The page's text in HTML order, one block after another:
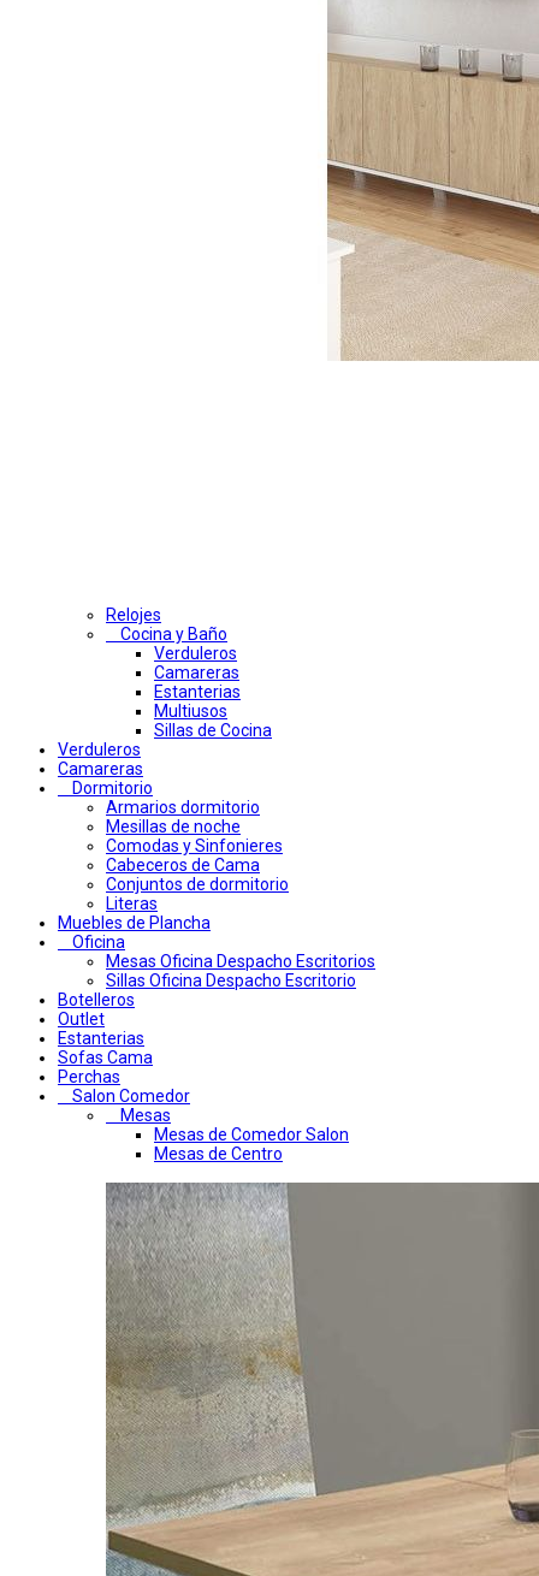
Relojes
Cocina y Baño
Verduleros
Camareras
Estanterias
Multiusos
Sillas de Cocina
Verduleros
Camareras
Dormitorio
Armarios dormitorio
Mesillas de noche
Comodas y Sinfonieres
Cabeceros de Cama
Conjuntos de dormitorio
Literas
Muebles de Plancha
Oficina
Mesas Oficina Despacho Escritorios
Sillas Oficina Despacho Escritorio
Botelleros
Outlet
Estanterias
Sofas Cama
Perchas
Salon Comedor
Mesas
Mesas de Comedor Salon
Mesas de Centro